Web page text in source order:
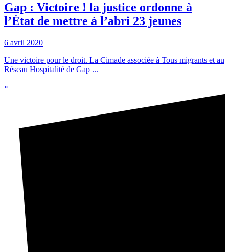
Gap : Victoire ! la justice ordonne à
l’État de mettre à l’abri 23 jeunes
6 avril 2020
Une victoire pour le droit. La Cimade associée à Tous migrants et au
Réseau Hospitalité de Gap ...
»